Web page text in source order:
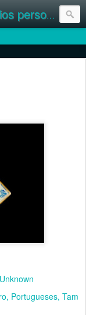
Azulejos de pendurar - Acessórios personalizados
Portugueses Tam